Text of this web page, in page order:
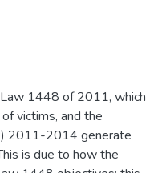
1448 of 2011, which
victims, and the
2011-2014 generate
is due to how the